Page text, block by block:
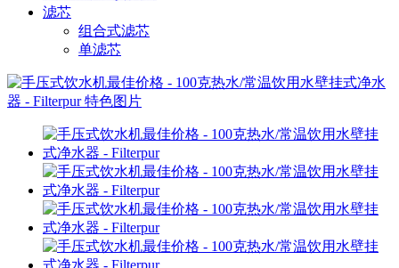
滤芯
组合式滤芯
单滤芯